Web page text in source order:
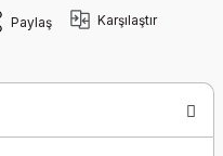
Paylaş Karşılaştır